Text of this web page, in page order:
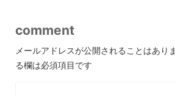
comment
メールアドレスが公開されることはあり
る欄は必須項目です